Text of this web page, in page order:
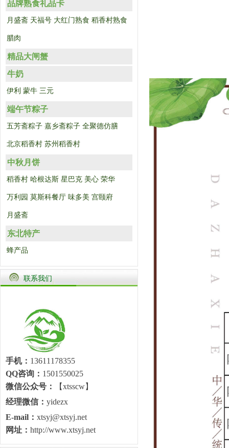
品牌熟食礼品卡
月盛斋 天福号 大红门熟食 稻香村熟食
腊肉
精品大闸蟹
牛奶
伊利 蒙牛 三元
端午节粽子
五芳斋粽子 嘉乡斋粽子 全聚德仿膳
北京稻香村 苏州稻香村
中秋月饼
稻香村 哈根达斯 星巴克 美心 荣华
万利园 莫斯科餐厅 味多美 宫颐府
月盛斋
东北特产
蜂产品
联系我们
手机： 13611178355
QQ咨询： 1501550025
微信公众号：
【xtsscw】
经理微信： yidezx
E-mail： xtsyj@xtsyj.net
网址： http://www.xtsyj.net